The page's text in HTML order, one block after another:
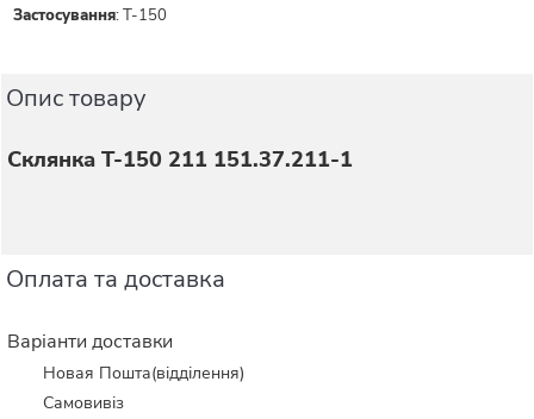
Застосування:Т-150
Опис товару
Склянка Т-150 211 151.37.211-1
Оплата та доставка
Варіанти доставки
Новая Пошта(відділення)
Самовивіз